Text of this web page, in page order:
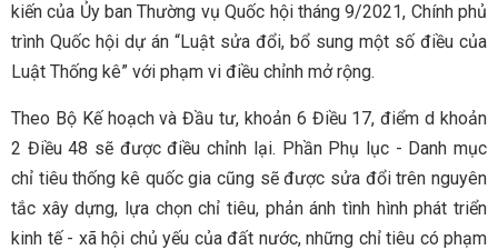
kiến của Ủy ban Thường vụ Quốc hội tháng 9/2021, Chính phủ
trình Quốc hội dự án “Luật sửa đổi, bổ sung một số điều của
Luật Thống kê” với phạm vi điều chỉnh mở rộng.
Theo Bộ Kế hoạch và Đầu tư, khoản 6 Điều 17, điểm d khoản
2 Điều 48 sẽ được điều chỉnh lại. Phần Phụ lục - Danh mục
chỉ tiêu thống kê quốc gia cũng sẽ được sửa đổi trên nguyên
tắc xây dựng, lựa chọn chỉ tiêu, phản ánh tình hình phát triển
kinh tế - xã hội chủ yếu của đất nước, những chỉ tiêu có phạm